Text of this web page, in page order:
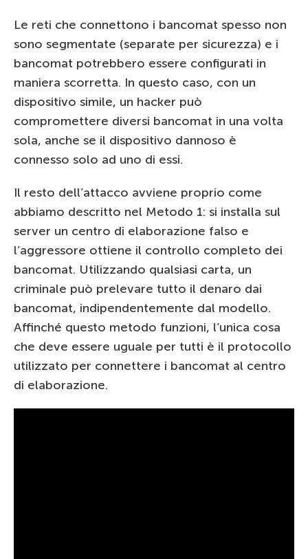
Le reti che connettono i bancomat spesso non
sono segmentate (separate per sicurezza) e i
bancomat potrebbero essere configurati in
maniera scorretta. In questo caso, con un
dispositivo simile, un hacker può
compromettere diversi bancomat in una volta
sola, anche se il dispositivo dannoso è
connesso solo ad uno di essi.
Il resto dell’attacco avviene proprio come
abbiamo descritto nel Metodo 1: si installa sul
server un centro di elaborazione falso e
l’aggressore ottiene il controllo completo dei
bancomat. Utilizzando qualsiasi carta, un
criminale può prelevare tutto il denaro dai
bancomat, indipendentemente dal modello.
Affinché questo metodo funzioni, l’unica cosa
che deve essere uguale per tutti è il protocollo
utilizzato per connettere i bancomat al centro
di elaborazione.